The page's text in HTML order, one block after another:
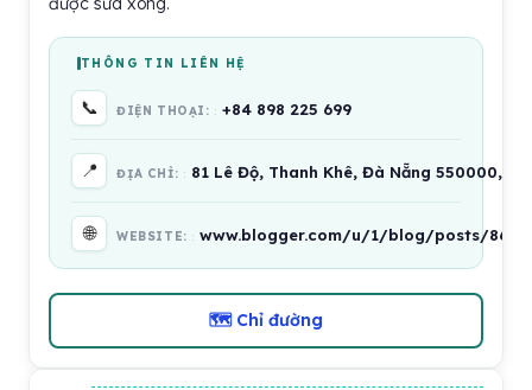
THÔNG TIN LIÊN HỆ
📞 ĐIỆN THOẠI: +84 898 225 699
📍 ĐỊA CHỈ: 81 Lê Độ, Thanh Khê, Đà Nẵng 550000,
🌐 WEBSITE: www.blogger.com/u/1/blog/posts/
🗺 Chỉ đường